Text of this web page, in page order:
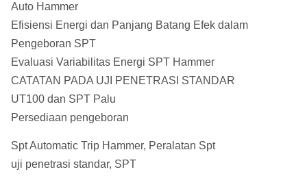
Auto Hammer
Efisiensi Energi dan Panjang Batang Efek dalam
Pengeboran SPT
Evaluasi Variabilitas Energi SPT Hammer
CATATAN PADA UJI PENETRASI STANDAR
UT100 dan SPT Palu
Persediaan pengeboran
Spt Automatic Trip Hammer, Peralatan Spt
uji penetrasi standar, SPT